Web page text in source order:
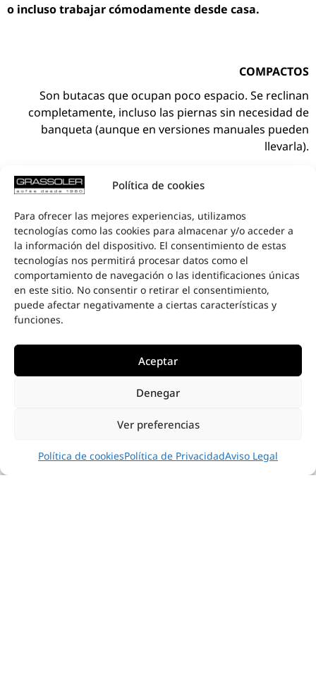
Política de cookies
Para ofrecer las mejores experiencias, utilizamos
tecnologías como las cookies para almacenar y/o acceder a
la información del dispositivo. El consentimiento de estas
tecnologías nos permitirá procesar datos como el
comportamiento de navegación o las identificaciones únicas
en este sitio. No consentir o retirar el consentimiento,
puede afectar negativamente a ciertas características y
funciones.
Aceptar
Denegar
Ver preferencias
Política de cookiesPolítica de PrivacidadAviso Legal
o incluso trabajar cómodamente desde casa.
COMPACTOS
Son butacas que ocupan poco espacio. Se reclinan
completamente, incluso las piernas sin necesidad de
banqueta (aunque en versiones manuales pueden
llevarla).
Varias medidas para adaptarse a la necesidad del
CONFORT
Son extremadamente cómodos. La posición Heart
Balance hace que el retorno sanguíneo circule mejor.
Proporcionan momentos de placer, de descanso y
relajación.
Pueden equiparse más o menos, según se desee.
Existen muchas variantes tanto de diseño como de
ESTÉTICA